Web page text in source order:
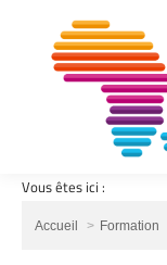
Vous êtes ici :
Vous êtes ici :
Accueil Formation